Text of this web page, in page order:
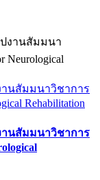
นสัมมนาวิชาการ
Rehabilitation
านสัมมนาวิชาการ